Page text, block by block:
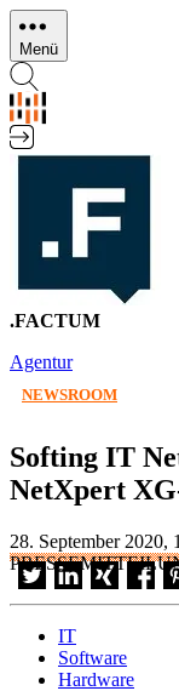
Direkt
zum
Inhalt
Menü
.FACTUM
Agentur
NEWSROOM
Softing IT
NetXpert
28. September 2020,
IT
Software
Hardware